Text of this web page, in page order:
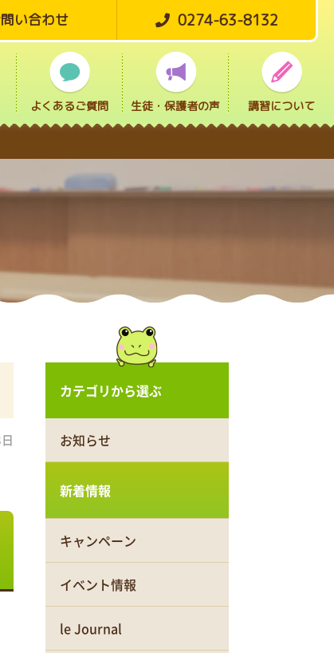
い合わせ 0274-63-8132
よくあるご質問 生徒・保護者の声 講習について
カテゴリから選ぶ
お知らせ
新着情報
キャンペーン
イベント情報
le Journal